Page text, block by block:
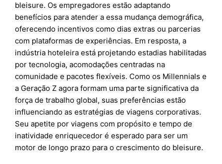
bleisure. Os empregadores estão adaptando
benefícios para atender a essa mudança demográfica,
oferecendo incentivos como dias extras ou parcerias
com plataformas de experiências. Em resposta, a
indústria hoteleira está projetando estadias habilitadas
por tecnologia, acomodações centradas na
comunidade e pacotes flexíveis. Como os Millennials e
a Geração Z agora formam uma parte significativa da
força de trabalho global, suas preferências estão
influenciando as estratégias de viagens corporativas.
Seu apetite por viagens com propósito e tempo de
inatividade enriquecedor é esperado para ser um
motor de longo prazo para o crescimento do bleisure.